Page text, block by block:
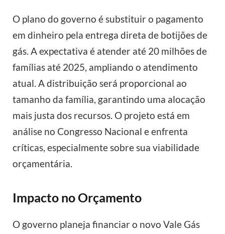
O plano do governo é substituir o pagamento
em dinheiro pela entrega direta de botijões de
gás. A expectativa é atender até 20 milhões de
famílias até 2025, ampliando o atendimento
atual. A distribuição será proporcional ao
tamanho da família, garantindo uma alocação
mais justa dos recursos. O projeto está em
análise no Congresso Nacional e enfrenta
críticas, especialmente sobre sua viabilidade
orçamentária.
Impacto no Orçamento
O governo planeja financiar o novo Vale Gás